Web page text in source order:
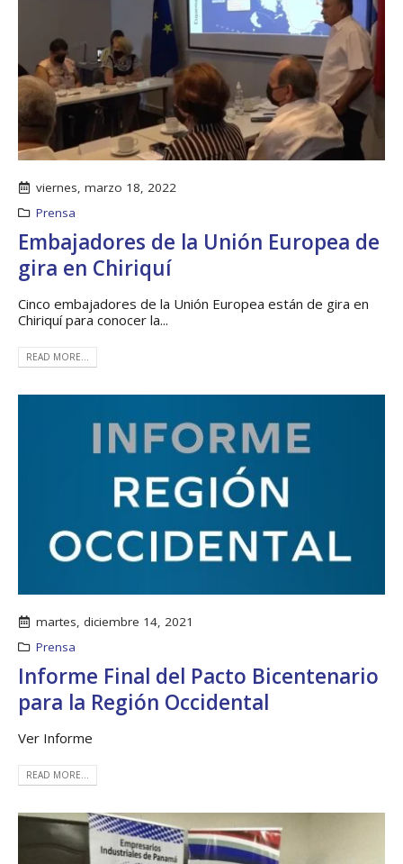
viernes, marzo 18, 2022
Prensa
Embajadores de la Unión Europea de
gira en Chiriquí
Cinco embajadores de la Unión Europea están de gira en
Chiriquí para conocer la...
READ MORE...
martes, diciembre 14, 2021
Prensa
Informe Final del Pacto Bicentenario
para la Región Occidental
Ver Informe
READ MORE...